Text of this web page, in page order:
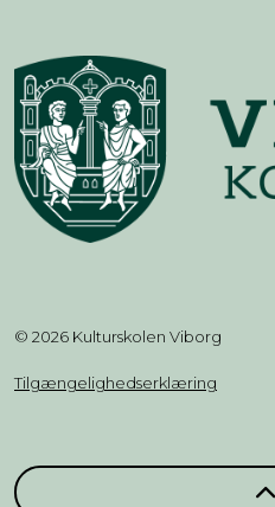
© 2026 Kulturskolen Viborg
Tilgængelighedserklæring